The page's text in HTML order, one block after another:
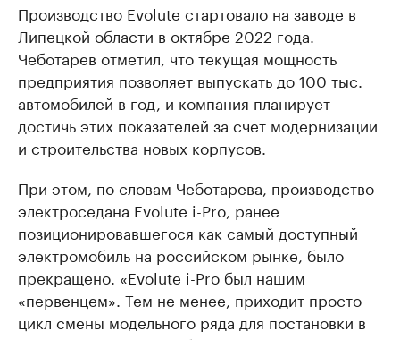
Производство Evolute стартовало на заводе в
Липецкой области в октябре 2022 года.
Чеботарев отметил, что текущая мощность
предприятия позволяет выпускать до 100 тыс.
автомобилей в год, и компания планирует
достичь этих показателей за счет модернизации
и строительства новых корпусов.
При этом, по словам Чеботарева, производство
электроседана Evolute i-Pro, ранее
позиционировавшегося как самый доступный
электромобиль на российском рынке, было
прекращено. «Evolute i-Pro был нашим
«первенцем». Тем не менее, приходит просто
цикл смены модельного ряда для постановки в